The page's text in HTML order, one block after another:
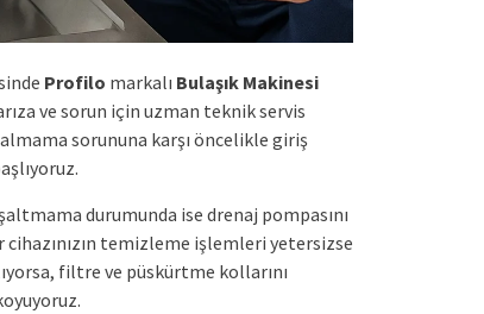
Profilo markalı Bulaşık Makinesi
ve sorun için uzman teknik servis
sorununa karşı öncelikle giriş
durumunda ise drenaj pompasını
temizleme işlemleri yetersizse
filtre ve püskürtme kollarını